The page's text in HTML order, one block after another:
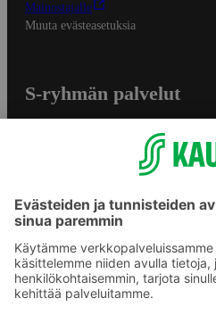
Mainostajalle
Muuta evästeasetuksia
S-ryhmän palvelut
S-ostoslista -sovellus
Prisma.fi
Sokos.fi
S-Pankki
Yhteishyvä
Sokos Hotels